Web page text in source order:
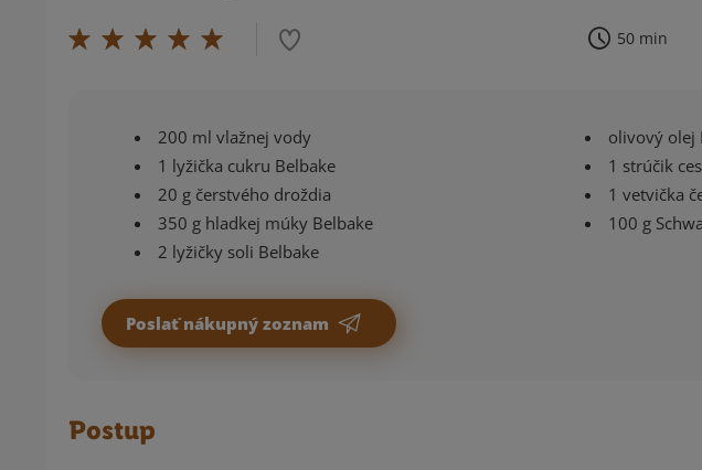
50 min
200 ml vlažnej vody
1 lyžička cukru Belbake
20 g čerstvého droždia
350 g hladkej múky Belbake
2 lyžičky soli Belbake
olivový olej
1 strúčik
1 vetvička
100 g
Poslať nákupný zoznam
Postup